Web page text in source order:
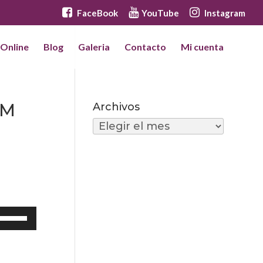
FaceBook YouTube Instagram
Blog Galeria Contacto Mi cuenta
Archivos
Archivos